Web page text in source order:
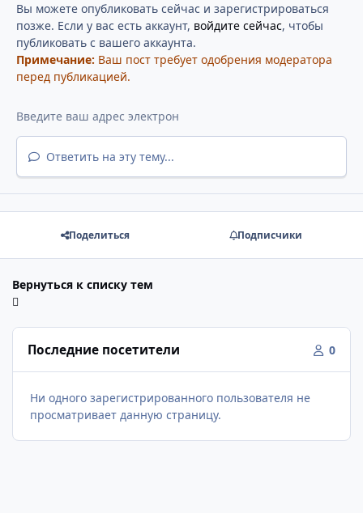
Вы можете опубликовать сейчас и зарегистрироваться
позже. Если у вас есть аккаунт, войдите сейчас, чтобы
публиковать с вашего аккаунта.
Примечание: Ваш пост требует одобрения модератора
перед публикацией.
Ответить на эту тему...
Поделиться Подписчики
Вернуться к списку тем
Последние посетители 0
Ни одного зарегистрированного пользователя не
просматривает данную страницу.